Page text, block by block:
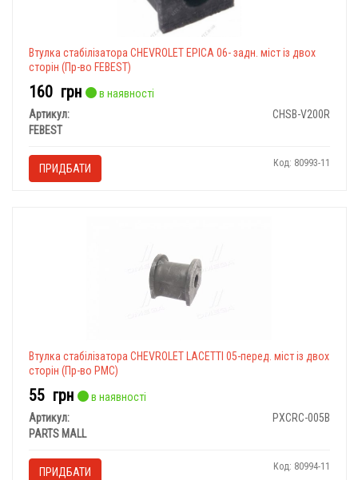
Втулка стабілізатора CHEVROLET EPICA 06- задн. міст із двох
сторін (Пр-во FEBEST)
160 грн
в наявності
Артикул:
CHSB-V200R
FEBEST
ПРИДБАТИ Код: 80993-11
Втулка стабілізатора CHEVROLET LACETTI 05-перед. міст із двох
сторін (Пр-во PMC)
55 грн
в наявності
Артикул:
PXCRC-005B
PARTS MALL
ПРИДБАТИ Код: 80994-11